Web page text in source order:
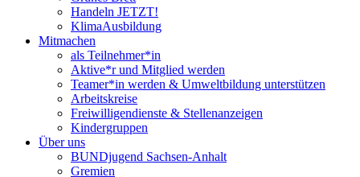
Handeln JETZT!
KlimaAusbildung
Mitmachen
als Teilnehmer*in
Aktive*r und Mitglied werden
Teamer*in werden & Umweltbildung unterstützen
Arbeitskreise
Freiwilligendienste & Stellenanzeigen
Kindergruppen
Über uns
BUNDjugend Sachsen-Anhalt
Gremien